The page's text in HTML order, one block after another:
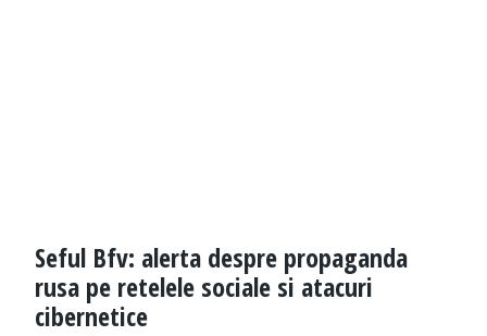
Seful Bfv: alerta despre propaganda
rusa pe retelele sociale si atacuri
cibernetice